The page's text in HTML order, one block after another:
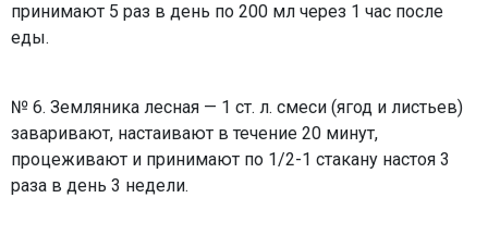
принимают 5 раз в день по 200 мл через 1 час после
еды.
№ 6. Земляника лесная — 1 ст. л. смеси (ягод и листьев)
заваривают, настаивают в течение 20 минут,
процеживают и принимают по 1/2-1 стакану настоя 3
раза в день 3 недели.